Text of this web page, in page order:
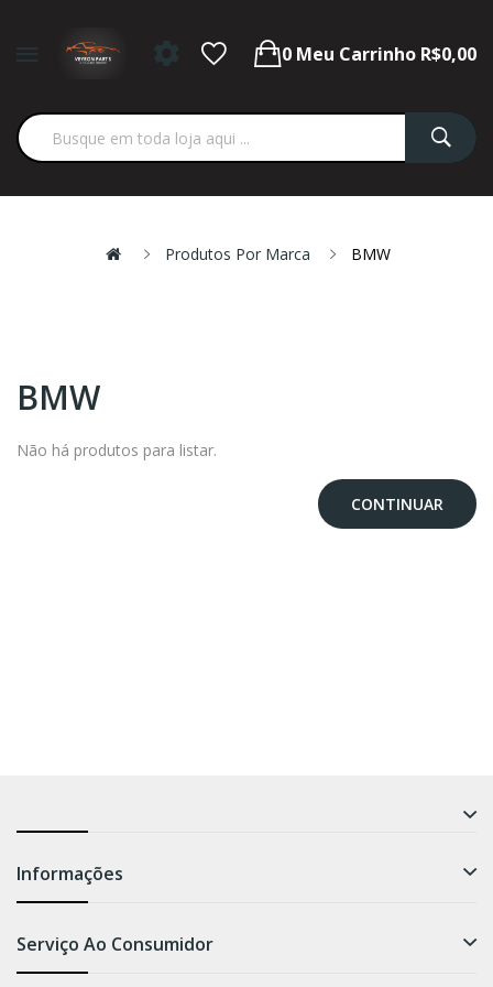
0 Meu Carrinho R$0,00
Produtos Por Marca BMW
BMW
Não há produtos para listar.
CONTINUAR
Informações
Serviço Ao Consumidor